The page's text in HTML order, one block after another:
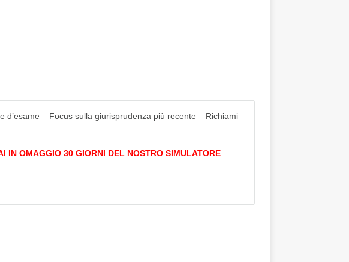
– Focus sulla giurisprudenza più recente – Richiami
IN OMAGGIO 30 GIORNI DEL NOSTRO SIMULATORE